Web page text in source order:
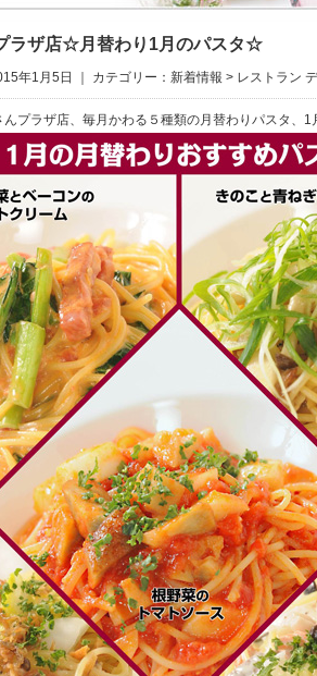
ラザ店☆月替わり1月のパスタ☆
年1月5日 ｜ カテゴリー： 新着情報 > レストラン
んプラザ店、毎月かわる５種類の月替わりパスタ、1